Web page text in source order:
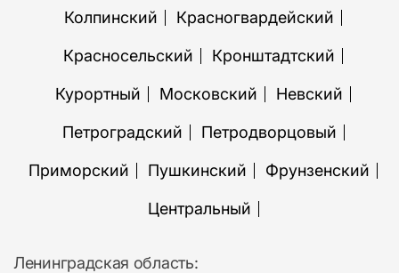
Колпинский Красногвардейский
Красносельский Кронштадтский
Курортный Московский Невский
Петроградский Петродворцовый
Приморский Пушкинский Фрунзенский
Центральный
Ленинградская область: